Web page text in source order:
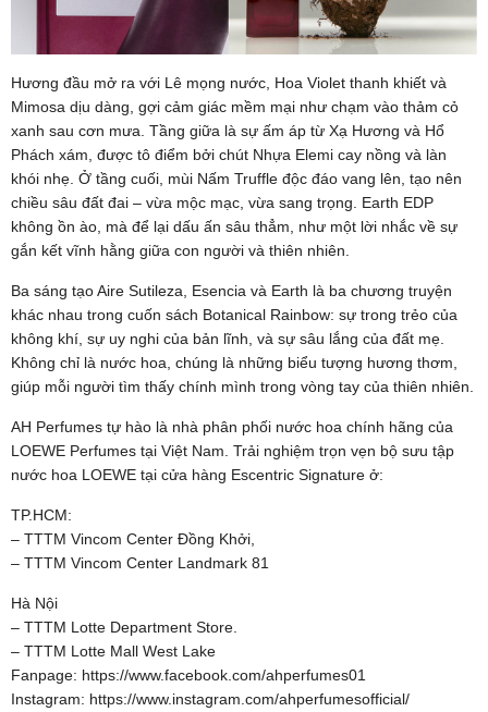
Hương đầu mở ra với Lê mọng nước, Hoa Violet thanh khiết và
Mimosa dịu dàng, gợi cảm giác mềm mại như chạm vào thảm cỏ
xanh sau cơn mưa. Tầng giữa là sự ấm áp từ Xạ Hương và Hổ
Phách xám, được tô điểm bởi chút Nhựa Elemi cay nồng và làn
khói nhẹ. Ở tầng cuối, mùi Nấm Truffle độc đáo vang lên, tạo nên
chiều sâu đất đai – vừa mộc mạc, vừa sang trọng. Earth EDP
không ồn ào, mà để lại dấu ấn sâu thẳm, như một lời nhắc về sự
gắn kết vĩnh hằng giữa con người và thiên nhiên.
Ba sáng tạo Aire Sutileza, Esencia và Earth là ba chương truyện
khác nhau trong cuốn sách Botanical Rainbow: sự trong trẻo của
không khí, sự uy nghi của bản lĩnh, và sự sâu lắng của đất mẹ.
Không chỉ là nước hoa, chúng là những biểu tượng hương thơm,
giúp mỗi người tìm thấy chính mình trong vòng tay của thiên nhiên.
AH Perfumes tự hào là nhà phân phối nước hoa chính hãng của
LOEWE Perfumes tại Việt Nam. Trải nghiệm trọn vẹn bộ sưu tập
nước hoa LOEWE tại cửa hàng Escentric Signature ở:
TP.HCM:
– TTTM Vincom Center Đồng Khởi,
– TTTM Vincom Center Landmark 81
Hà Nội
– TTTM Lotte Department Store.
– TTTM Lotte Mall West Lake
Fanpage: https://www.facebook.com/ahperfumes01
Instagram: https://www.instagram.com/ahperfumesofficial/